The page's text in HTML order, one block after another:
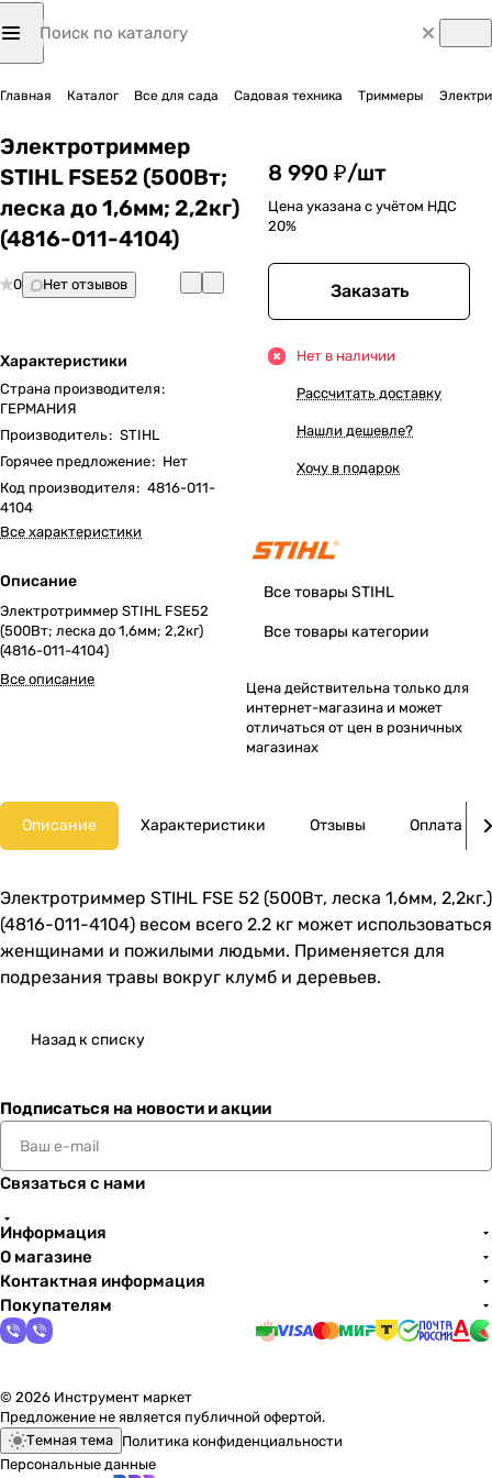
Главная Каталог Все для сада Садовая техника Триммеры
Электротриммер
STIHL FSE52 (500Вт;
леска до 1,6мм; 2,2кг)
(4816-011-4104)
0 Нет отзывов
Характеристики
Страна производителя:
ГЕРМАНИЯ
Производитель: STIHL
Горячее предложение: Нет
Код производителя: 4816-011-
4104
Все характеристики
Описание
Электротриммер STIHL FSE52
(500Вт; леска до 1,6мм; 2,2кг)
(4816-011-4104)
Все описание
8 990 ₽/шт
Цена указана с учётом НДС
20%
Заказать
Нет в наличии
Рассчитать доставку
Нашли дешевле?
Хочу в подарок
Все товары STIHL
Все товары категории
Цена действительна только для
интернет-магазина и может
отличаться от цен в розничных
магазинах
Описание Характеристики Отзывы Оплата
Электротриммер STIHL FSE 52 (500Вт, леска 1,6мм, 2,2кг.)
(4816-011-4104) весом всего 2.2 кг может использоваться
женщинами и пожилыми людьми. Применяется для
подрезания травы вокруг клумб и деревьев.
Назад к списку
Подписаться на новости и акции
Связаться с нами
Информация
О магазине
Контактная информация
Покупателям
© 2026 Инструмент маркет
Предложение не является публичной офертой.
Темная тема Политика конфиденциальности
Персональные данные